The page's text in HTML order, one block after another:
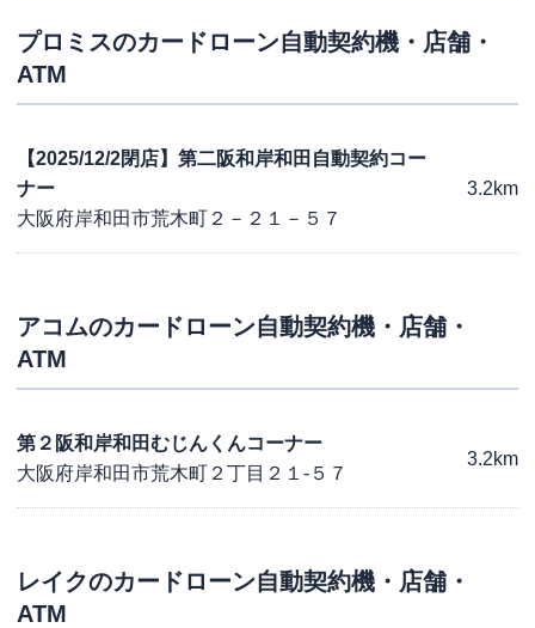
プロミスのカードローン自動契約機・店舗・
ATM
【2025/12/2閉店】第二阪和岸和田自動契約コー
ナー
大阪府岸和田市荒木町２－２１－５７
3.2km
アコムのカードローン自動契約機・店舗・
ATM
第２阪和岸和田むじんくんコーナー
大阪府岸和田市荒木町２丁目２１-５７
3.2km
レイクのカードローン自動契約機・店舗・
ATM